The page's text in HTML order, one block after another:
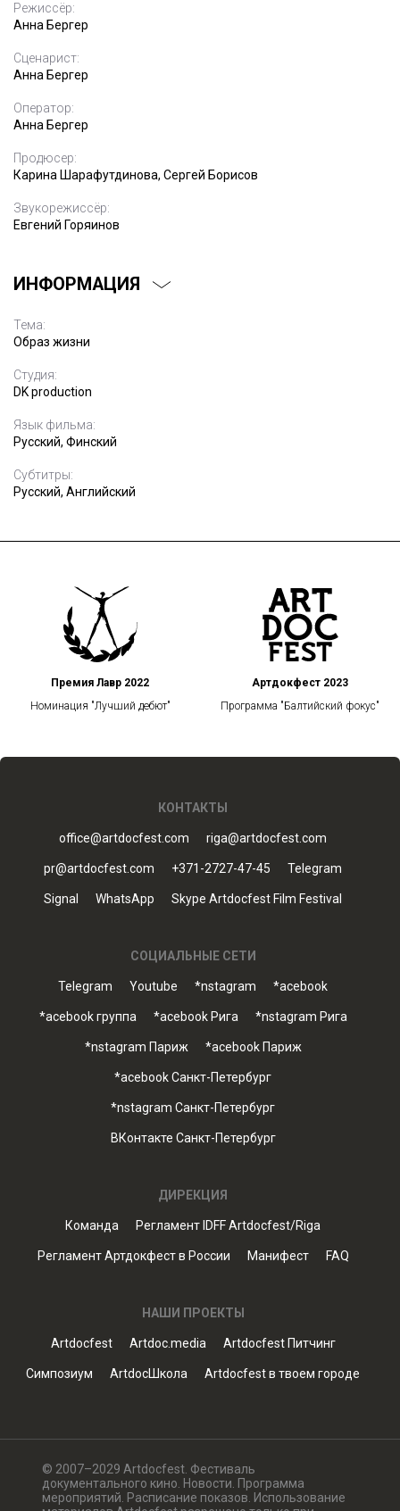
Режиссёр:
Анна Бергер
Сценарист:
Анна Бергер
Оператор:
Анна Бергер
Продюсер:
Карина Шарафутдинова, Сергей Борисов
Звукорежиссёр:
Евгений Горяинов
ИНФОРМАЦИЯ
Тема:
Образ жизни
Студия:
DK production
Язык фильма:
Русский, Финский
Субтитры:
Русский, Английский
Премия Лавр 2022
Номинация "Лучший дебют"
Артдокфест 2023
Программа "Балтийский фокус"
КОНТАКТЫ
office@artdocfest.com riga@artdocfest.com
pr@artdocfest.com +371-2727-47-45 Telegram
Signal WhatsApp Skype Artdocfest Film Festival
СОЦИАЛЬНЫЕ СЕТИ
Telegram Youtube *nstagram *acebook
*acebook группа *acebook Рига *nstagram Рига
*nstagram Париж *acebook Париж
*acebook Санкт-Петербург
*nstagram Санкт-Петербург
ВКонтакте Санкт-Петербург
ДИРЕКЦИЯ
Команда Регламент IDFF Artdocfest/Riga
Регламент Артдокфест в России Манифест FAQ
НАШИ ПРОЕКТЫ
Artdocfest Artdoc.media Artdocfest Питчинг
Симпозиум ArtdocШкола Artdocfest в твоем городе
© 2007–2029 Artdocfest. Фестиваль
документального кино. Новости. Программа
мероприятий. Расписание показов. Использование